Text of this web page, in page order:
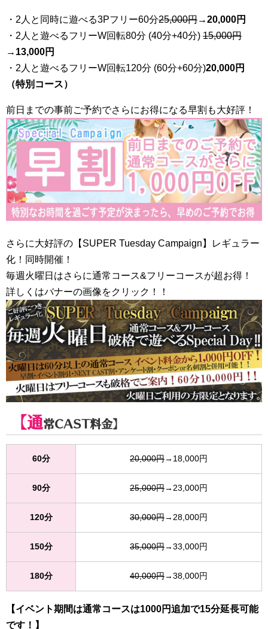
・2人と同時に遊べる3Pフリー60分25,000円→20,000円
・2人と遊べるフリーW回転80分 (40分+40分) 15,000円
→ 13,000円
・2人と遊べるフリーW回転120分 (60分+60分)20,000円
（特別コース）
前日までの事前ご予約でさらにお得になる早割も大好評！
さらに大好評の【SUPER Tuesday Campaign】レギュラー
化！同時開催！
毎週火曜日はさらに通常コース&フリーコースが超お得！
詳しくはバナーの画像をクリック！！
【通常CAST料金】
60分 20,000円→18,000円
90分 25,000円→23,000円
120分 30,000円→28,000円
150分 35,000円→33,000円
180分 40,000円→38,000円
【イベント期間は通常コースは1000円追加で15分延長可能
です！】